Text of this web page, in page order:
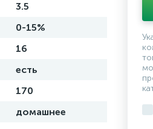
3.5
0-15%
16
есть
170
домашнее